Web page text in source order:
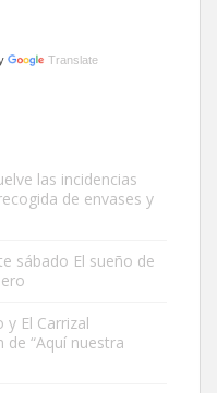
callejeros de la zona los
hace menos de un mes,
Translate
las incidencias
de envases y
sábado El sueño de
y El Carrizal
“Aquí nuestra